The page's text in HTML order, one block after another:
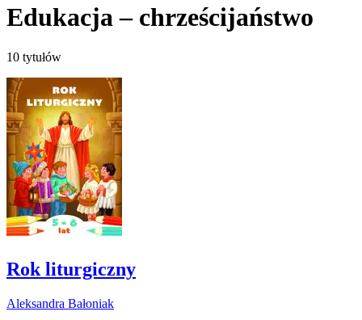
Edukacja – chrześcijaństwo
10 tytułów
Rok liturgiczny
Aleksandra Bałoniak